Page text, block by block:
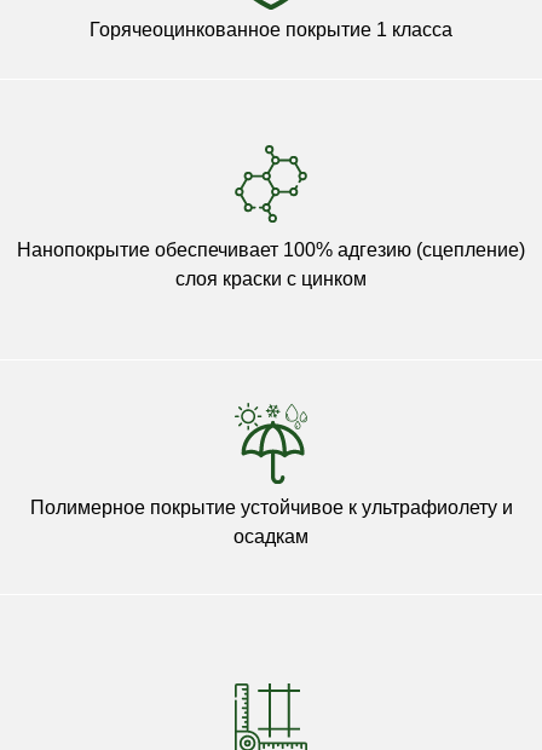
Горячеоцинкованное покрытие 1 класса
Нанопокрытие обеспечивает 100% адгезию (сцепление)
слоя краски с цинком
Полимерное покрытие устойчивое к ультрафиолету и
осадкам